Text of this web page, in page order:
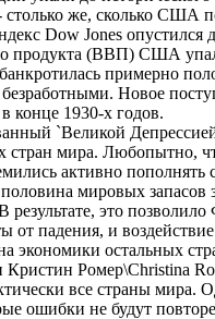
столько же, сколько США
Dow Jones опустился
продукта (ВВП) США
примерно
Новое
1930-х годов.
`Великой
стран мира. Любопытно,
активно
мировых запасов
результате, это
от падения, и
экономики остальных
Кристин Ромер\Christina
все страны мира.
ошибки не будут